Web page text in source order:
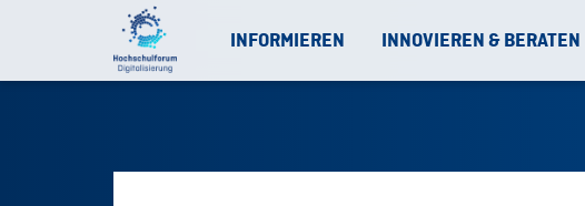
INFORMIEREN INNOVIEREN & BERATEN